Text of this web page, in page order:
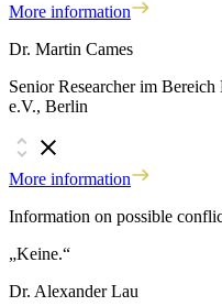
More information
Dr. Martin Cames
Senior Researcher im
e.V., Berlin
More information
Information on possible
„Keine.“
Dr. Alexander Lau